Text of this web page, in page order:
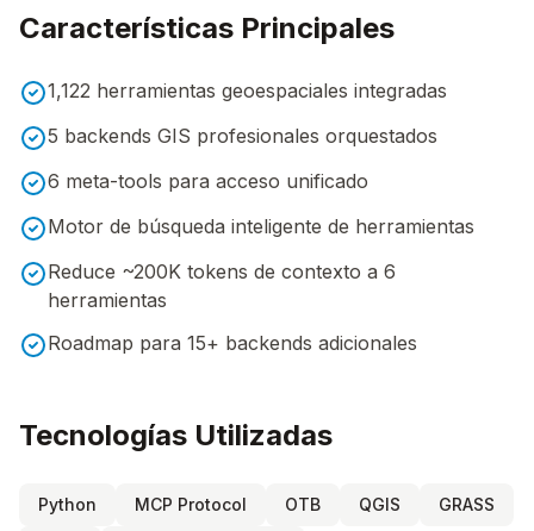
Características Principales
1,122 herramientas geoespaciales integradas
5 backends GIS profesionales orquestados
6 meta-tools para acceso unificado
Motor de búsqueda inteligente de herramientas
Reduce ~200K tokens de contexto a 6
herramientas
Roadmap para 15+ backends adicionales
Tecnologías Utilizadas
Python MCP Protocol OTB QGIS GRASS